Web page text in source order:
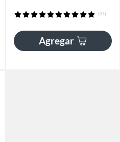
(31)
Agregar